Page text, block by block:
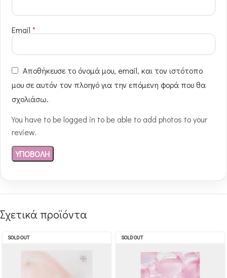
Email *
Αποθήκευσε το όνομά μου, email, και τον ιστότοπο
μου σε αυτόν τον πλοηγό για την επόμενη φορά που θα
σχολιάσω.
You have to be logged in to be able to add photos to your
review.
Σχετικά προϊόντα
SOLD OUT SOLD OUT